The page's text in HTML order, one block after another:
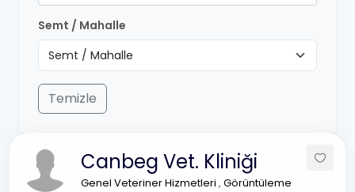
Semt / Mahalle
Temizle
Canbeg Vet. Kliniği
Genel Veteriner Hizmetleri , Görüntüleme